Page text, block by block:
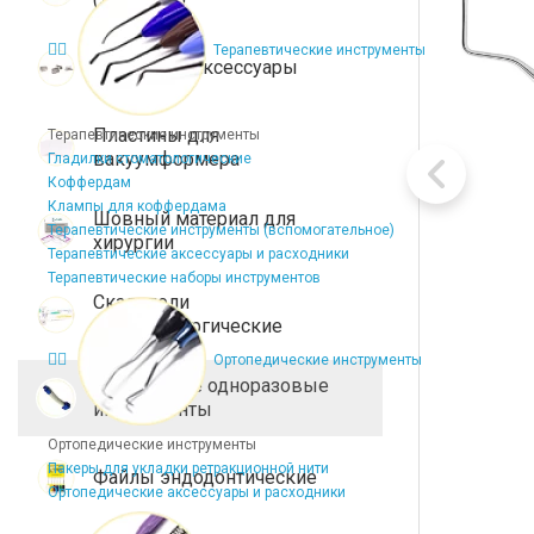
Терапевтические инструменты
Терапевтические инструменты
Гладилки стоматологические
Коффердам
Клампы для коффердама
Терапевтические инструменты (вспомогательное)
Терапевтические аксессуары и расходники
Терапевтические наборы инструментов
Ортопедические инструменты
Ортопедические инструменты
Пакеры для укладки ретракционной нити
Ортопедические аксессуары и расходники
Брекеты и аксессуары
Пластины для
вакуумформера
Шовный материал для
хирургии
Скальпели
микрохирургические
Стерильные одноразовые
инструменты
Файлы эндодонтические